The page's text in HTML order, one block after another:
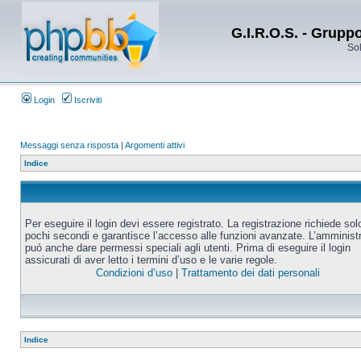
G.I.R.O.S. -
Login Iscriviti
Messaggi senza risposta | Argomenti attivi
Indice
Per eseguire il login devi essere registrato. La registrazione richiede
pochi secondi e garantisce l’accesso alle funzioni avanzate.
puó anche dare permessi speciali agli utenti. Prima di eseguire il login
assicurati di aver letto i termini d’uso e le varie regole.
Condizioni d’uso| Trattamento dei dati personali
Indice